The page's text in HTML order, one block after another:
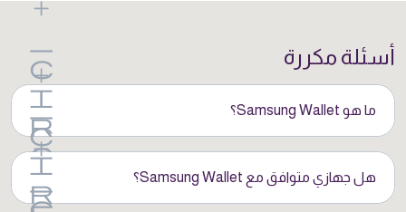
أسئلة مكررة
ما هو Samsung Wallet؟
هل جهازي متوافق مع Samsung Wallet؟